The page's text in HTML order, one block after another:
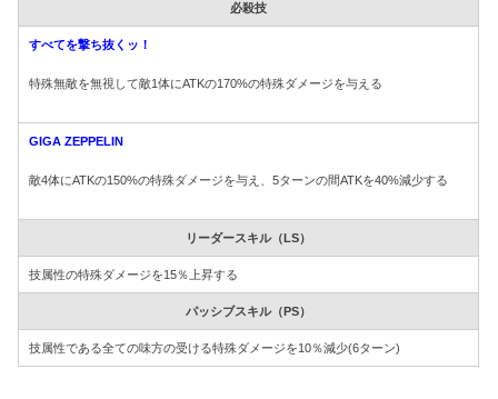
必殺技
すべてを撃ち抜くッ！
特殊無敵を無視して敵1体にATKの170%の特殊ダメージを与える
GIGA ZEPPELIN
敵4体にATKの150%の特殊ダメージを与え、5ターンの間ATKを40%減少する
リーダースキル（LS）
技属性の特殊ダメージを15％上昇する
パッシブスキル（PS）
技属性である全ての味方の受ける特殊ダメージを10％減少(6ターン)